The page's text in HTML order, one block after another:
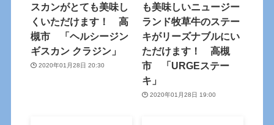
スカンがとても美味し
くいただけます！ 高
槻市 「ヘルシージン
ギスカン クラジン」
2020年01月28日 20:30
も美味しいニュージー
ランド牧草牛のステー
キがリーズナブルにい
ただけます！ 高槻
市 「URGEステー
キ」
2020年01月28日 19:00